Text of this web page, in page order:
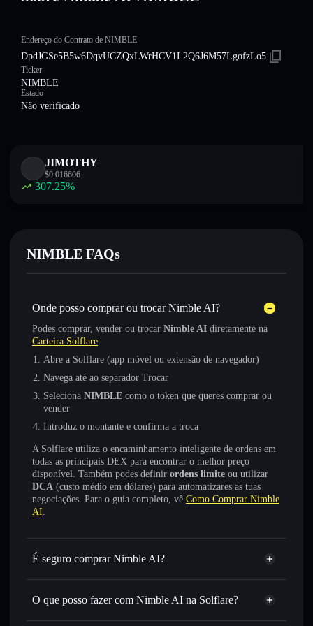
Endereço do Contrato de NIMBLE
DpdJGSe5B5w6DqvUCZQxLWrHCV1L2Q6J6M57LgofzLo5
Ticker
NIMBLE
Estado
Não verificado
JIMOTHY
$0.016606
307.25%
NIMBLE FAQs
Onde posso comprar ou trocar Nimble AI?
Podes comprar, vender ou trocar Nimble AI diretamente na
Carteira Solflare:
Abre a Solflare (app móvel ou extensão de navegador)
Navega até ao separador Trocar
Seleciona NIMBLE como o token que queres comprar ou
vender
Introduz o montante e confirma a troca
A Solflare utiliza o encaminhamento inteligente de ordens em
todas as principais DEX para encontrar o melhor preço
disponível. Também podes definir ordens limite ou utilizar
DCA (custo médio em dólares) para automatizares as tuas
negociações. Para o guia completo, vê Como Comprar Nimble
AI.
É seguro comprar Nimble AI?
Nimble AI não está verificado
O que posso fazer com Nimble AI na Solflare?
Nimble AI
Carteira Solflare